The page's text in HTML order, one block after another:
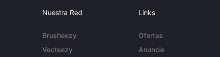
Nuestra Red
Brusheezy
Vecteezy
Links
Ofertas
Anuncie